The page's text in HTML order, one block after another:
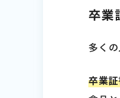
卒業
多く
卒業